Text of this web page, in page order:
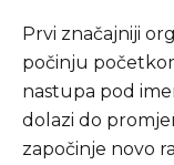
Prvi značajniji
počinju
nastupa pod
dolazi do
započinje novo